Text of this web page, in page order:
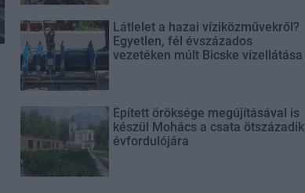
Látlelet a hazai víziközművekről?
Egyetlen, fél évszázados
vezetéken múlt Bicske vízellátása
Épített öröksége megújításával is
készül Mohács a csata ötszázadik
évfordulójára